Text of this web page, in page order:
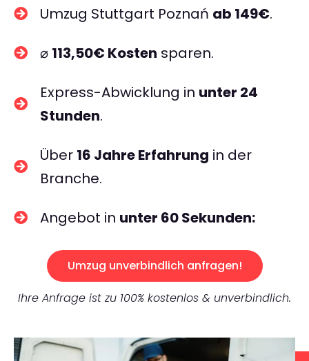
Umzug Stuttgart Poznań ab 149€.
⌀ 113,50€ Kosten sparen.
Express-Abwicklung in unter 24
Stunden.
Über 16 Jahre Erfahrung in der
Branche.
Angebot in unter 60 Sekunden:
Umzug unverbindlich anfragen!
Ihre Anfrage ist zu 100% kostenlos & unverbindlich.